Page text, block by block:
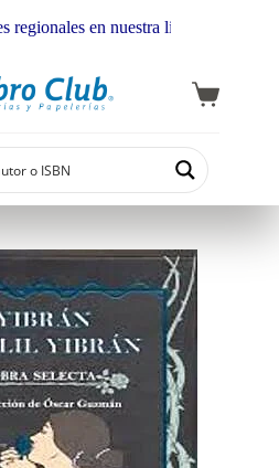
en nuestra librería